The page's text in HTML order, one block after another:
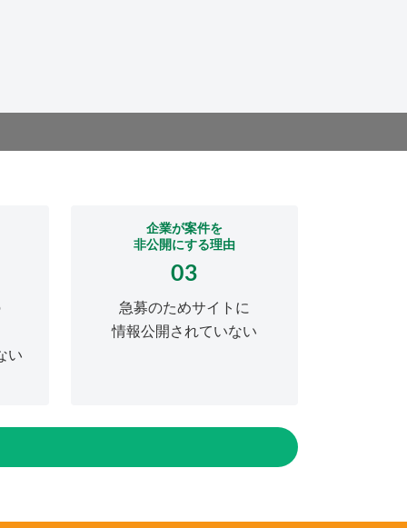
い
企業が案件を
非公開にする理由
03
急募のためサイトに
情報公開されていない